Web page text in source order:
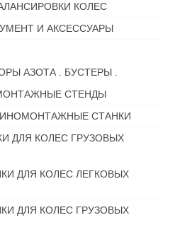
КОЛЕС
И АКСЕССУАРЫ
АЗОТА . БУСТЕРЫ .
СТЕНДЫ
СТАНКИ
ДЛЯ КОЛЕС ГРУЗОВЫХ
ДЛЯ КОЛЕС ЛЕГКОВЫХ
ДЛЯ КОЛЕС ГРУЗОВЫХ